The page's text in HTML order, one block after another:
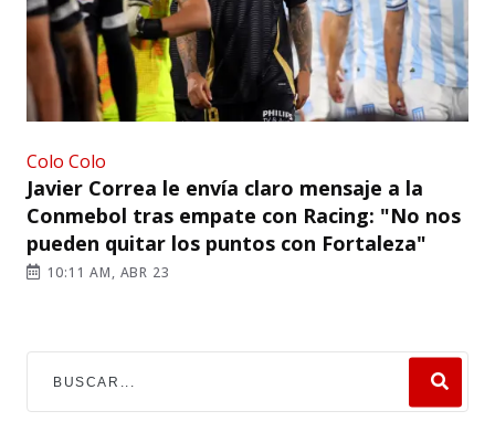
Colo Colo
Javier Correa le envía claro mensaje a la
Conmebol tras empate con Racing: "No nos
pueden quitar los puntos con Fortaleza"
10:11 AM, ABR 23